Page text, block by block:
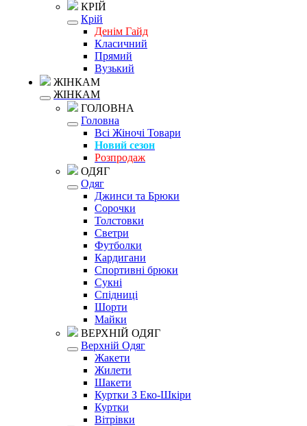
КРІЙ
Крій
Денім Гайд
Класичний
Прямий
Вузький
ЖІНКАМ
ЖІНКАМ
ГОЛОВНА
Головна
Всі Жіночі Товари
Новий сезон
Розпродаж
ОДЯГ
Одяг
Джинси та Брюки
Сорочки
Толстовки
Светри
Футболки
Кардигани
Спортивні брюки
Сукні
Спідниці
Шорти
Майки
ВЕРХНІЙ ОДЯГ
Верхній Одяг
Жакети
Жилети
Шакети
Куртки З Еко-Шкіри
Куртки
Вітрівки